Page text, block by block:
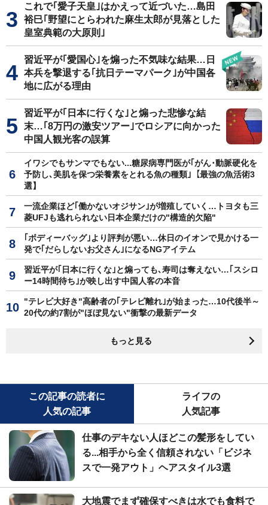
これで｢愛子天皇｣はかえって近づいた…島田
裕巳｢野望にとらわれた麻生太郎が見落とした
皇室典範の大原則｣
習近平が｢愛国心｣を煽った不気味な結果…日
本兵を撃退する｢抗日テーマパーク｣が中国各
地に広がる理由
習近平が｢日本に行くな｣と煽った悲惨な結
末…｢8万円の激安ツアー｣でロシアに向かった
中国人観光客の誤算
イワシでもサンマでもない...糖尿病専門医が｢がん･動脈硬化を
予防し､美肌を保つ栄養素をとれる魚の種類｣【最強の魚活術3
選】
一流企業ほど｢働かないオジサン｣が増殖していく…トヨタも三
菱UFJも逃れられない日本企業だけの"構造的欠陥"
｢ボディーバッグ｣より評判が悪い…休日のイオンで見かける一
発で｢だらしないお父さん｣になるNGアイテム
習近平が｢日本に行くな｣と煽っても､寿司は奪えない…｢スシロ
ー14時間待ち｣が映し出す中国人客の本音
"テレビ大好き"高齢者の｢テレビ離れ｣が始まった…10代後半～
20代の約7割が"ほぼ見ない"衝撃の最新データ
もっと見る
この記事の読者に
人気の記事
ライフの
人気記事
仕事のデキない人ほどこの髪形をしてい
る...相手から全く信頼されない「ビジネ
スで一発アウト」ヘアスタイル3選
大地震でまず確保すべきは水でも食料で